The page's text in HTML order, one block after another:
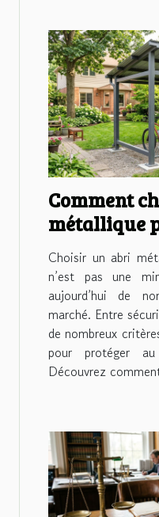
Comment
métallique
ou moto ?
Choisir un abri
n’est pas une
aujourd’hui de
marché. Entre
de nombreux
pour protéger
Découvrez